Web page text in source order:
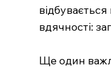
вдячності:
Ще один